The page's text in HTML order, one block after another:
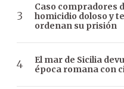
Caso compradores
homicidio doloso y
ordenan su prisión
El mar de Sicilia
época romana con